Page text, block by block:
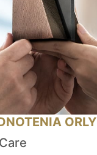
ORLY